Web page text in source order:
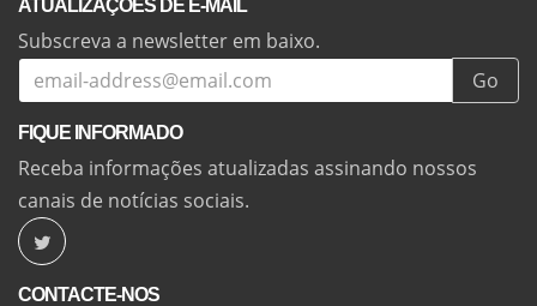
ATUALIZAÇÕES DE E-MAIL
Subscreva a newsletter em baixo.
Go
FIQUE INFORMADO
Receba informações atualizadas assinando nossos
canais de notícias sociais.
CONTACTE-NOS